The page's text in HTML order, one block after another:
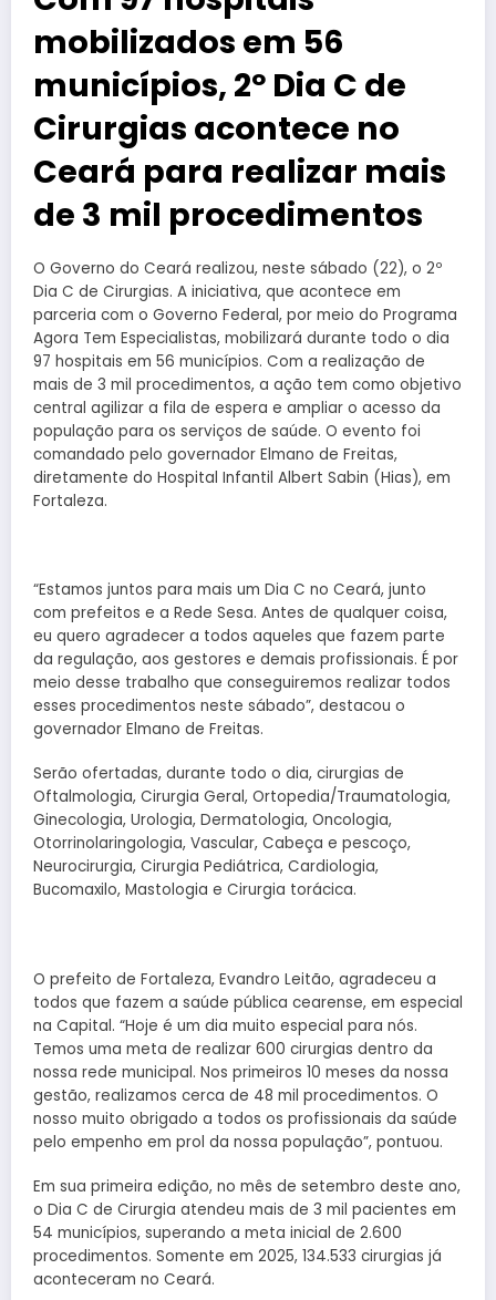
mobilizados em 56
municípios, 2º Dia C de
Cirurgias acontece no
Ceará para realizar mais
de 3 mil procedimentos
O Governo do Ceará realizou, neste sábado (22), o 2º
Dia C de Cirurgias. A iniciativa, que acontece em
parceria com o Governo Federal, por meio do Programa
Agora Tem Especialistas, mobilizará durante todo o dia
97 hospitais em 56 municípios. Com a realização de
mais de 3 mil procedimentos, a ação tem como objetivo
central agilizar a fila de espera e ampliar o acesso da
população para os serviços de saúde. O evento foi
comandado pelo governador Elmano de Freitas,
diretamente do Hospital Infantil Albert Sabin (Hias), em
Fortaleza.
“Estamos juntos para mais um Dia C no Ceará, junto
com prefeitos e a Rede Sesa. Antes de qualquer coisa,
eu quero agradecer a todos aqueles que fazem parte
da regulação, aos gestores e demais profissionais. É por
meio desse trabalho que conseguiremos realizar todos
esses procedimentos neste sábado”, destacou o
governador Elmano de Freitas.
Serão ofertadas, durante todo o dia, cirurgias de
Oftalmologia, Cirurgia Geral, Ortopedia/Traumatologia,
Ginecologia, Urologia, Dermatologia, Oncologia,
Otorrinolaringologia, Vascular, Cabeça e pescoço,
Neurocirurgia, Cirurgia Pediátrica, Cardiologia,
Bucomaxilo, Mastologia e Cirurgia torácica.
O prefeito de Fortaleza, Evandro Leitão, agradeceu a
todos que fazem a saúde pública cearense, em especial
na Capital. “Hoje é um dia muito especial para nós.
Temos uma meta de realizar 600 cirurgias dentro da
nossa rede municipal. Nos primeiros 10 meses da nossa
gestão, realizamos cerca de 48 mil procedimentos. O
nosso muito obrigado a todos os profissionais da saúde
pelo empenho em prol da nossa população”, pontuou.
Em sua primeira edição, no mês de setembro deste ano,
o Dia C de Cirurgia atendeu mais de 3 mil pacientes em
54 municípios, superando a meta inicial de 2.600
procedimentos. Somente em 2025, 134.533 cirurgias já
aconteceram no Ceará.